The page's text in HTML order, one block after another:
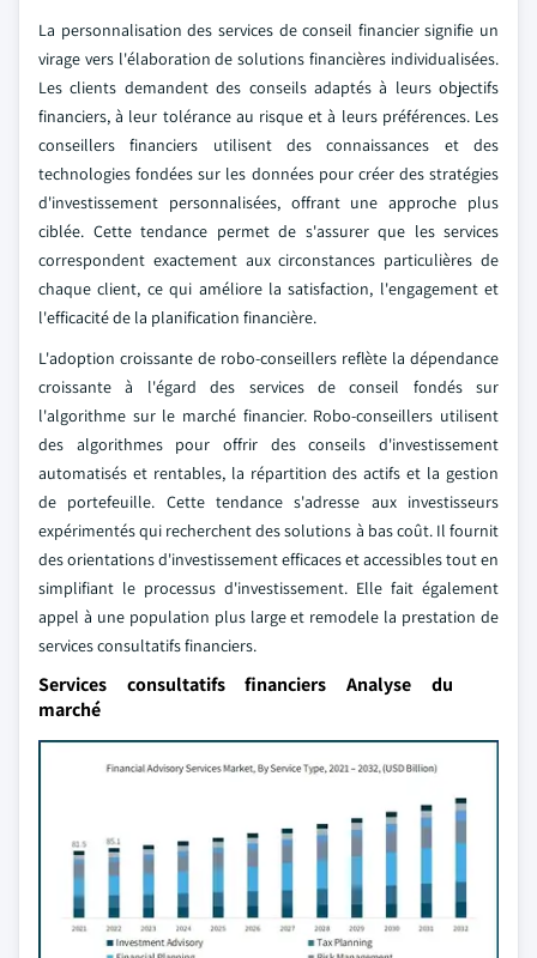
La personnalisation des services de conseil financier signifie un
virage vers l'élaboration de solutions financières individualisées.
Les clients demandent des conseils adaptés à leurs objectifs
financiers, à leur tolérance au risque et à leurs préférences. Les
conseillers financiers utilisent des connaissances et des
technologies fondées sur les données pour créer des stratégies
d'investissement personnalisées, offrant une approche plus
ciblée. Cette tendance permet de s'assurer que les services
correspondent exactement aux circonstances particulières de
chaque client, ce qui améliore la satisfaction, l'engagement et
l'efficacité de la planification financière.
L'adoption croissante de robo-conseillers reflète la dépendance
croissante à l'égard des services de conseil fondés sur
l'algorithme sur le marché financier. Robo-conseillers utilisent
des algorithmes pour offrir des conseils d'investissement
automatisés et rentables, la répartition des actifs et la gestion
de portefeuille. Cette tendance s'adresse aux investisseurs
expérimentés qui recherchent des solutions à bas coût. Il fournit
des orientations d'investissement efficaces et accessibles tout en
simplifiant le processus d'investissement. Elle fait également
appel à une population plus large et remodele la prestation de
services consultatifs financiers.
Services consultatifs financiers Analyse du
marché